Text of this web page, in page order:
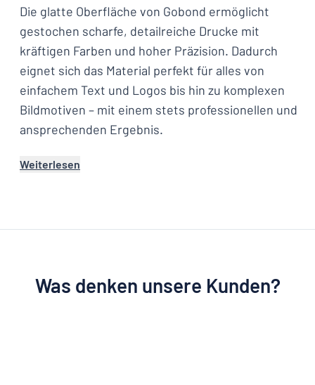
Die glatte Oberfläche von Gobond ermöglicht
gestochen scharfe, detailreiche Drucke mit
kräftigen Farben und hoher Präzision. Dadurch
eignet sich das Material perfekt für alles von
einfachem Text und Logos bis hin zu komplexen
Bildmotiven – mit einem stets professionellen und
ansprechenden Ergebnis.
Weiterlesen
Was denken unsere Kunden?